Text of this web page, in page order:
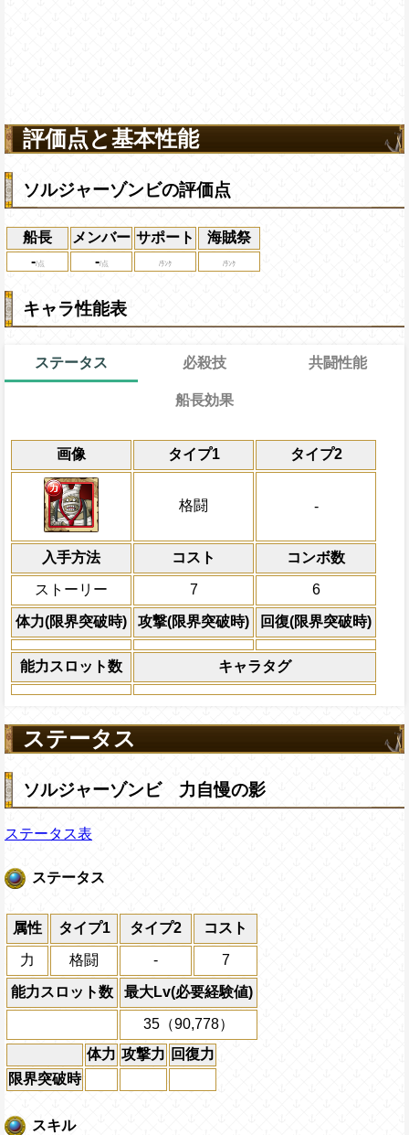
評価点と基本性能
ソルジャーゾンビの評価点
船長 メンバー サポート
海賊祭
-
-
キャラ性能表
ステータス
画像 タイプ1 タイプ2
格闘 -
入手方法 コスト コンボ数
ストーリー 7 6
体力(限界突破時) 攻撃(限界突破時) 回復(限界突破時)
能力スロット数 キャラタグ
必殺技
通常 15→7ターン
限界突破
通常時
スロットを
共闘性能
共闘性能
船長効果
冒険開始時の必殺タ
にし、他の属性キャ
必殺技
ターン数：8
敵1体のHPを25%減
体力の上限を無視し
×30倍の全プレイヤー
(最大体力の2倍上限
えている時、体力満
になる)、全プレイヤ
果無効を2ターン回復
アクション
2ターンの間敵全体の
を30%下げ、-タイプ
船長効果
通常時
なし
Lv上限突破
ステータス
ソルジャーゾンビ 力自慢の影
ステータス表
ステータス
属性 タイプ1 タイプ2 コスト
力 格闘 - 7
能力スロット数 最大Lv(必要経験値)
35（90,778）
体力 攻撃力 回復力
限界突破時
スキル